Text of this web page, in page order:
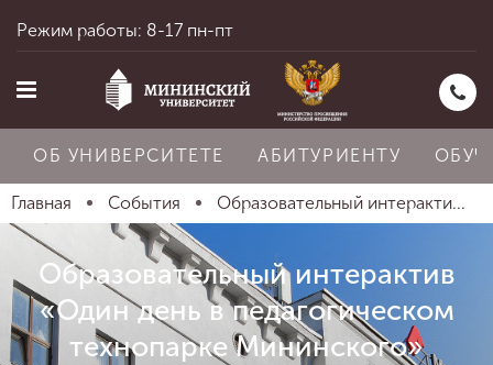
Главная
Об университете
Режим работы: 8-17 пн-пт
ОБ УНИВЕРСИТЕТЕ АБИТУРИЕНТУ
Главная События Образовательный интеракти...
Образовательный интерактив
«Один день в педагогическом
технопарке Мининского»